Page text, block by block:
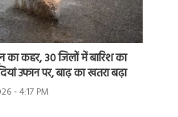
का कहर, 30 जिलों में बारिश का
उफान पर, बाढ़ का खतरा बढ़ा
- 4:17 PM